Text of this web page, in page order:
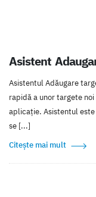
Asistent
Asistentul Adăugare
rapidă a unor targete
aplicație. Asistentul
se [...]
Citește mai mult